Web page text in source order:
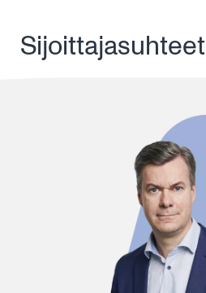
Sijoittajasuhteet